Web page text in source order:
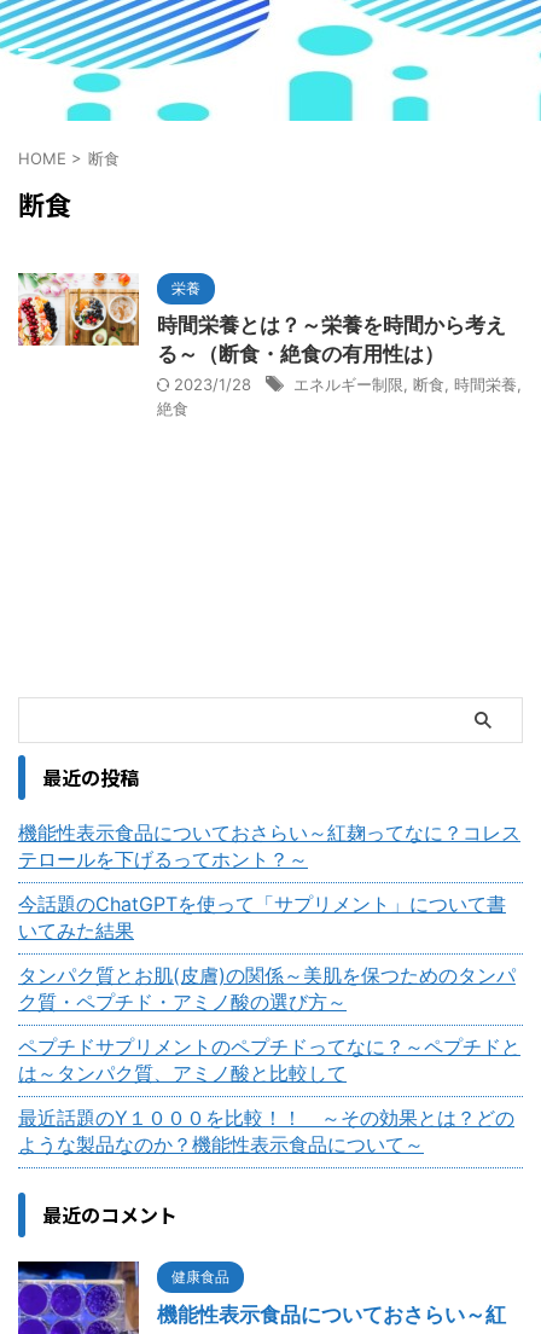
HOME > 断食
断食
栄養
時間栄養とは？～栄養を時間から考え
る～（断食・絶食の有用性は）
2023/1/28 エネルギー制限 断食 時間栄養
絶食
最近の投稿
機能性表示食品についておさらい～紅麹ってなに？コレス
テロールを下げるってホント？～
今話題のChatGPTを使って「サプリメント」について書
いてみた結果
タンパク質とお肌(皮膚)の関係～美肌を保つためのタンパ
ク質・ペプチド・アミノ酸の選び方～
ペプチドサプリメントのペプチドってなに？～ペプチドと
は～タンパク質、アミノ酸と比較して
最近話題のY１０００を比較！！ ～その効果とは？どの
ような製品なのか？機能性表示食品について～
最近のコメント
健康食品
機能性表示食品についておさらい～紅